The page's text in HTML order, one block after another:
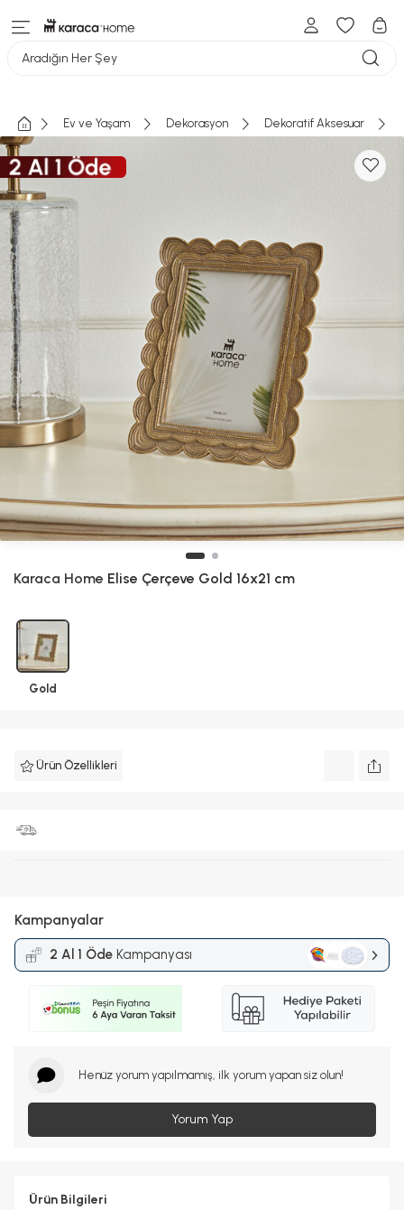
Aradığın Her Şey
Ev ve Yaşam Dekorasyon Dekoratif Aksesuar
Karaca Home Elise Çerçeve Gold 16x21 cm
Gold
Ürün Özellikleri
Kampanyalar
2 Al 1 Öde Kampanyası
Henüz yorum yapılmamış, ilk yorum yapan siz olun!
Yorum Yap
Ürün Bilgileri